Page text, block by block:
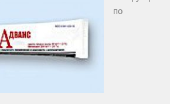
по